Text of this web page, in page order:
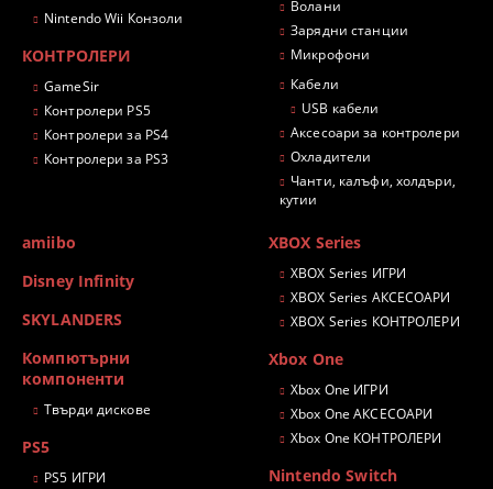
Nintendo Wii Конзоли
КОНТРОЛЕРИ
GameSir
Контролери PS5
Контролери за PS4
Контролери за PS3
Волани
Зарядни станции
Микрофони
Кабели
USB кабели
Аксесоари за контролери
Охладители
Чанти, калъфи, холдъри,
кутии
amiibo
Disney Infinity
SKYLANDERS
Компютърни
компоненти
Твърди дискове
PS5
PS5 ИГРИ
XBOX Series
XBOX Series ИГРИ
XBOX Series АКСЕСОАРИ
XBOX Series КОНТРОЛЕРИ
Xbox One
Xbox One ИГРИ
Xbox One АКСЕСОАРИ
Xbox One КОНТРОЛЕРИ
Nintendo Switch